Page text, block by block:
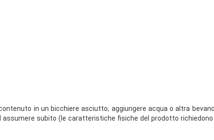
in un bicchiere asciutto; aggiungere acqua o altra
subito (le caratteristiche fisiche del prodotto